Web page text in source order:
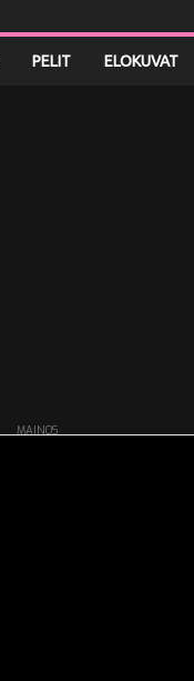
PELIT ELOKUVAT
MAINOS